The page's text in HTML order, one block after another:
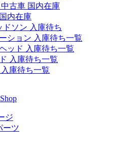
古車 国内在庫
内在庫
ソン 入庫待ち
ション 入庫待ち一覧
ッド 入庫待ち一覧
入庫待ち一覧
庫待ち一覧
ジ
ーツ